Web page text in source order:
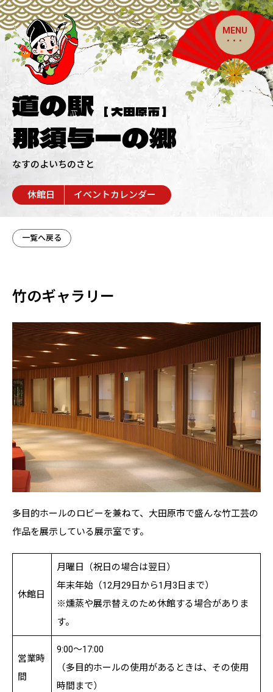
MENU
道の駅 [ 大田原市 ]
那須与一の郷
なすのよいちのさと
休館日 イベントカレンダー
一覧へ戻る
竹のギャラリー
多目的ホールのロビーを兼ねて、大田原市で盛んな竹工芸の
作品を展示している展示室です。
休館日
月曜日（祝日の場合は翌日）
年末年始（12月29日から1月3日まで）
※燻蒸や展示替えのため休館する場合がありま
す。
営業時
間
9:00～17:00
（多目的ホールの使用があるときは、その使用
時間まで）